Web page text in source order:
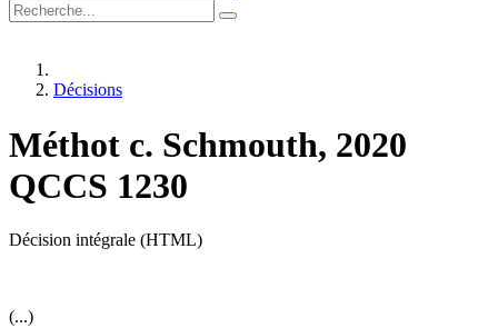
Décisions
Méthot c. Schmouth, 2020
QCCS 1230
Décision intégrale (HTML)
(...)